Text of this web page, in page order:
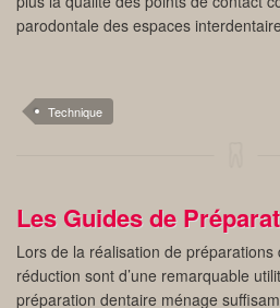
parodontale des espaces
Technique
Les Guides de
Lors de la réalisation de
réduction sont d’une remarquable
préparation dentaire ménage